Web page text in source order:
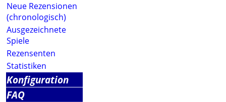
Neue Rezensionen
(chronologisch)
Ausgezeichnete
Spiele
Rezensenten
Statistiken
Konfiguration
FAQ